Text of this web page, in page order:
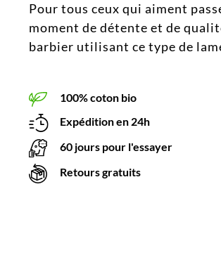
Pour tous ceux qui aiment
moment de détente et de
barbier utilisant ce type de
100% coton bio
Expédition en 24h
60 jours pour l'essayer
Retours gratuits